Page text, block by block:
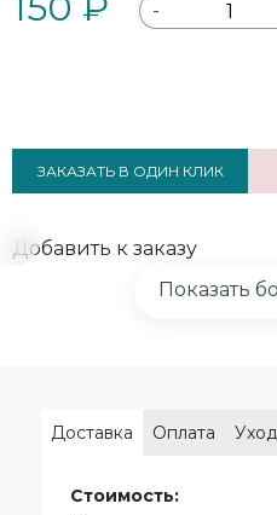
-
ЗАКАЗАТЬ В ОДИН КЛИК
Добавить к заказу
Показать
Доставка Оплата
Стоимость: